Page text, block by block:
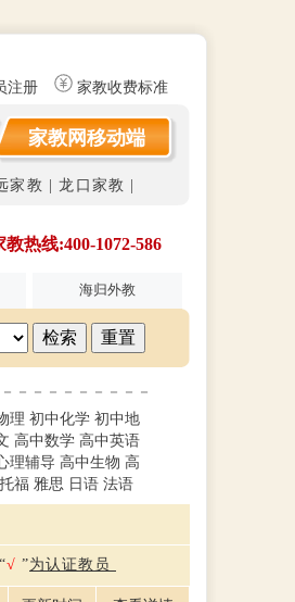
格证）提供勤工俭学、社会实践兼职
注册 家教收费标准
家教网移动端
家教 |龙口家教
热线:400-1072-586
海归外教
－－－－－－－－－
理 初中化学 初中地
高中数学 高中英语
理辅导 高中生物 高
托福 雅思 日语 法语
√ ”为认证教员